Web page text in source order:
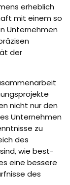
erheblich
mit einem so
Unternehmen
der
nicht nur den
Unternehmen
zu
des
wie best-
eine bessere
des